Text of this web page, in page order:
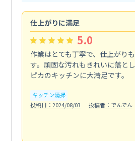
仕上がりに満足
5.0
作業はとても丁寧で、仕上がり
す。頑固な汚れもきれいに落と
ピカのキッチンに大満足です。
キッチン清掃
投稿日：2024/08/03
投稿者：でんでん